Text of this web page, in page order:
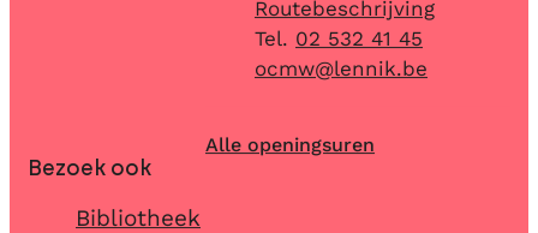
Routebeschrijving
02 532 41 45
E-mailocmw@lennik.be
Alle openingsuren
Bezoek ook
Bibliotheek